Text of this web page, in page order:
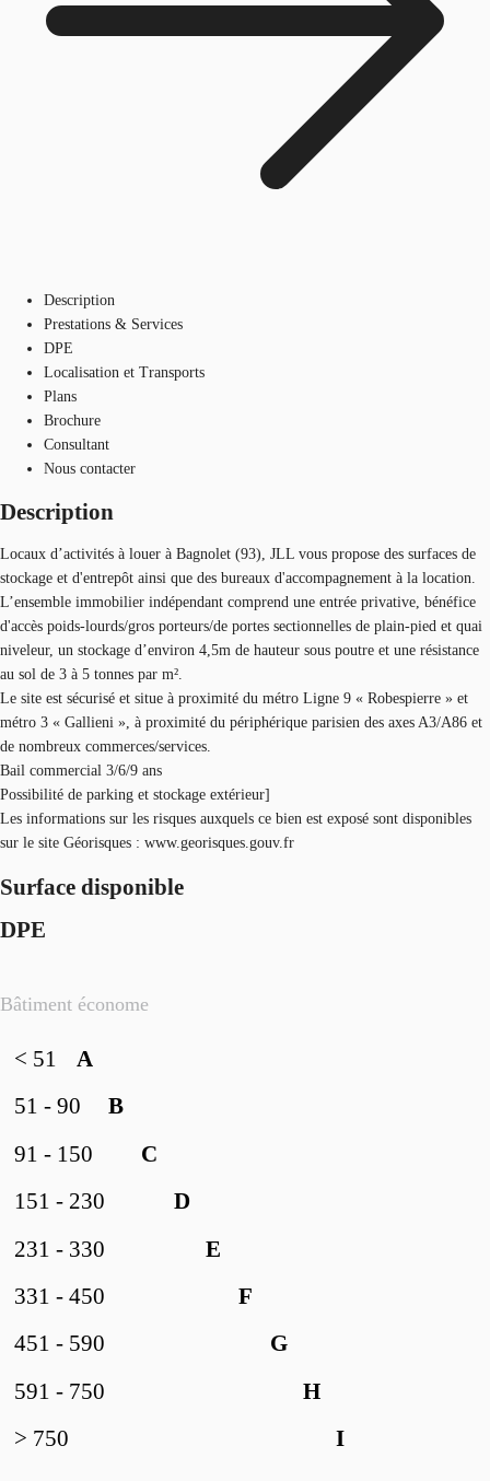
Description
Prestations & Services
DPE
Localisation et Transports
Plans
Brochure
Consultant
Nous contacter
Description
Locaux d’activités à louer à Bagnolet (93), JLL vous propose des surfaces de
stockage et d'entrepôt ainsi que des bureaux d'accompagnement à la location.
L’ensemble immobilier indépendant comprend une entrée privative, bénéfice
d'accès poids-lourds/gros porteurs/de portes sectionnelles de plain-pied et quai
niveleur, un stockage d’environ 4,5m de hauteur sous poutre et une résistance
au sol de 3 à 5 tonnes par m².
Le site est sécurisé et situe à proximité du métro Ligne 9 « Robespierre » et
métro 3 « Gallieni », à proximité du périphérique parisien des axes A3/A86 et
de nombreux commerces/services.
Bail commercial 3/6/9 ans
Possibilité de parking et stockage extérieur]
Les informations sur les risques auxquels ce bien est exposé sont disponibles
sur le site Géorisques : www.georisques.gouv.fr
Surface disponible
DPE
Bâtiment économe
A
< 51
B
51 - 90
C
91 - 150
D
151 - 230
E
231 - 330
F
331 - 450
G
451 - 590
H
591 - 750
I
> 750